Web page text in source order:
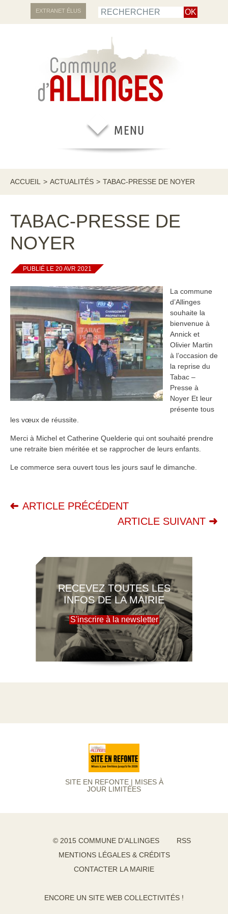
EXTRANET ÉLUS
ACCUEIL > ACTUALITÉS > TABAC-PRESSE DE NOYER
TABAC-PRESSE DE
NOYER
PUBLIÉ LE 20 AVR 2021
La commune
d’Allinges
souhaite la
bienvenue à
Annick et
Olivier Martin
à l’occasion de
la reprise du
Tabac –
Presse à
Noyer Et leur
présente tous
les vœux de réussite.
Merci à Michel et Catherine Quelderie qui ont souhaité prendre
une retraite bien méritée et se rapprocher de leurs enfants.
Le commerce sera ouvert tous les jours sauf le dimanche.
ARTICLE PRÉCÉDENT
ARTICLE SUIVANT
RECEVEZ TOUTES LES
INFOS DE LA MAIRIE
S'inscrire à la newsletter
SITE EN REFONTE | MISES À
JOUR LIMITÉES
© 2015 COMMUNE D’ALLINGES
RSS
MENTIONS LÉGALES & CRÉDITS
CONTACTER LA MAIRIE
ENCORE UN SITE WEB COLLECTIVITÉS !